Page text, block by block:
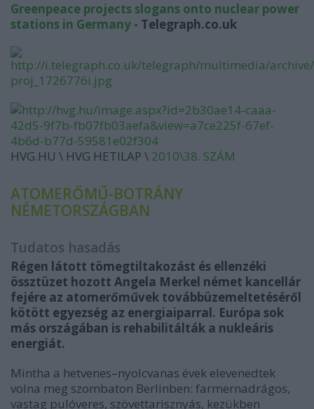
Greenpeace projects slogans onto nuclear power
stations in Germany - Telegraph.co.uk
HVG.HU \ HVG HETILAP \ 2010\38. SZÁM
ATOMERŐMŰ-BOTRÁNY
NÉMETORSZÁGBAN
Tudatos hasadás
Régen látott tömegtiltakozást és ellenzéki
össztüzet hozott Angela Merkel német kancellár
fejére az atomerőművek továbbüzemeltetéséről
kötött egyezség az energiaiparral. Európa sok
más országában is rehabilitálták a nukleáris
energiát.
Mintha a hetvenes–nyolcvanas évek elevenedtek
volna meg szombaton Berlinben: farmernadrágos,
vastag pulóveres, szövettarisznyás, kezükben